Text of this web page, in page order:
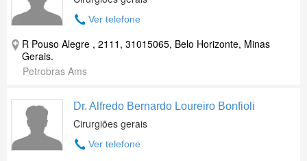
Ver telefone
R Pouso Alegre , 2111, 31015065, Belo Horizonte, Minas
Gerais.
Petrobras Ams
Dr. Alfredo Bernardo Loureiro Bonfioli
Cirurgiões gerais
Ver telefone